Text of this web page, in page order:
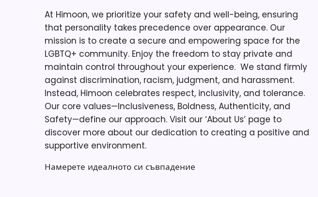
At Himoon, we prioritize your safety and well-being, ensuring
that personality takes precedence over appearance. Our
mission is to create a secure and empowering space for the
LGBTQ+ community. Enjoy the freedom to stay private and
maintain control throughout your experience. ​ We stand firmly
against discrimination, racism, judgment, and harassment.
Instead, Himoon celebrates respect, inclusivity, and tolerance.
Our core values—Inclusiveness, Boldness, Authenticity, and
Safety—define our approach. Visit our ‘About Us’ page to
discover more about our dedication to creating a positive and
supportive environment.
Намерете идеалното си съвпадение